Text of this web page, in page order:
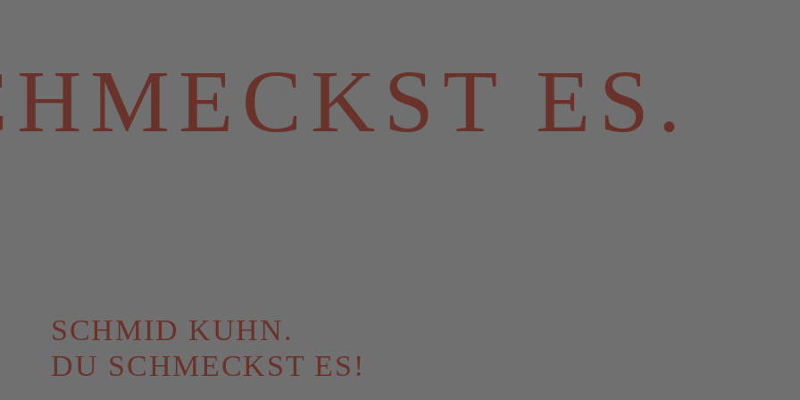
ES.
SCHMID KUHN.
DU SCHMECKST ES!